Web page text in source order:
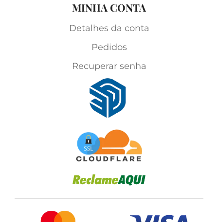
MINHA CONTA
Detalhes da conta
Pedidos
Recuperar senha